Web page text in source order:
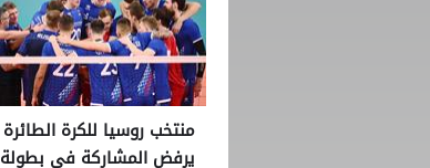
منتخب روسيا للكرة الطائرة
يرفض المشاركة في بطولة